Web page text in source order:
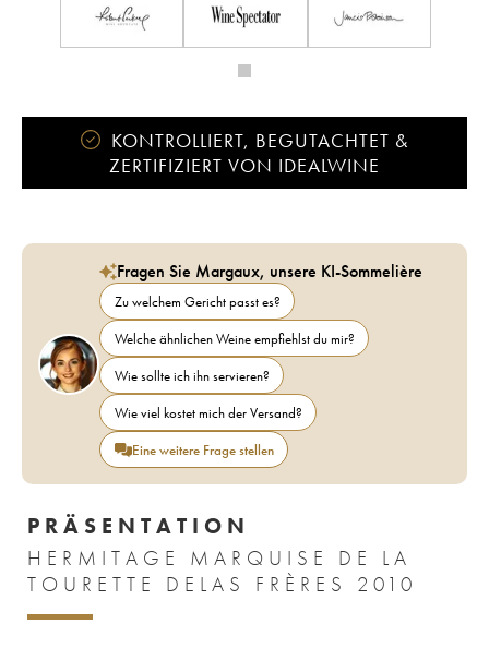
KONTROLLIERT, BEGUTACHTET &
ZERTIFIZIERT VON IDEALWINE
Fragen Sie Margaux, unsere KI-Sommelière
Zu welchem Gericht passt es?
Welche ähnlichen Weine empfiehlst du mir?
Wie sollte ich ihn servieren?
Wie viel kostet mich der Versand?
Eine weitere Frage stellen
PRÄSENTATION
HERMITAGE MARQUISE DE LA
TOURETTE DELAS FRÈRES 2010